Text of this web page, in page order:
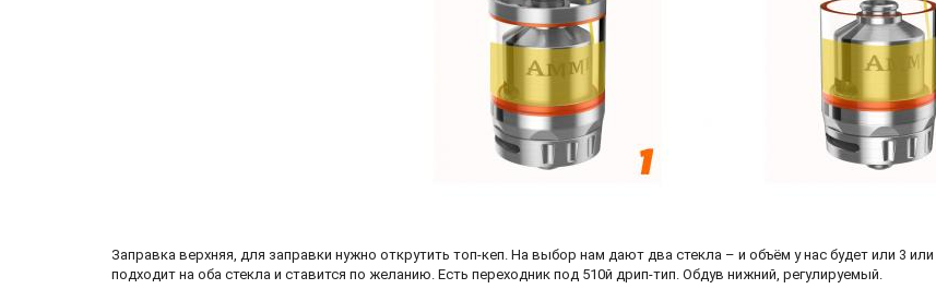
Заправка верхняя, для заправки нужно открутить топ-кеп. На выбор нам дают два стекла – и объём у нас будет или 3
подходит на оба стекла и ставится по желанию. Есть переходник под 510й дрип-тип. Обдув нижний, регулируемый.